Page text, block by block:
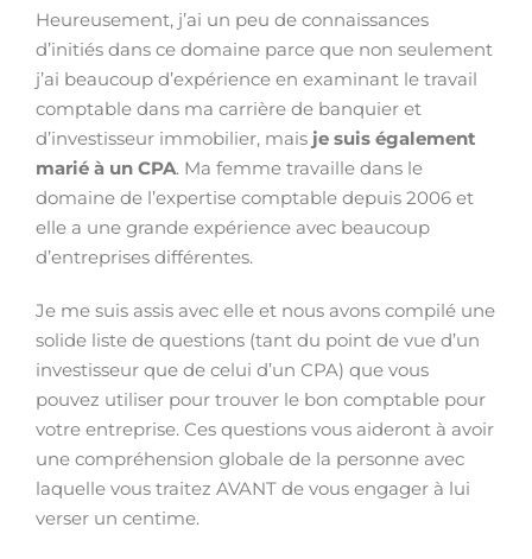
Heureusement, j’ai un peu de connaissances
d’initiés dans ce domaine parce que non seulement
j’ai beaucoup d’expérience en examinant le travail
comptable dans ma carrière de banquier et
d’investisseur immobilier, mais je suis également
marié à un CPA. Ma femme travaille dans le
domaine de l’expertise comptable depuis 2006 et
elle a une grande expérience avec beaucoup
d’entreprises différentes.
Je me suis assis avec elle et nous avons compilé une
solide liste de questions (tant du point de vue d’un
investisseur que de celui d’un CPA) que vous
pouvez utiliser pour trouver le bon comptable pour
votre entreprise. Ces questions vous aideront à avoir
une compréhension globale de la personne avec
laquelle vous traitez AVANT de vous engager à lui
verser un centime.